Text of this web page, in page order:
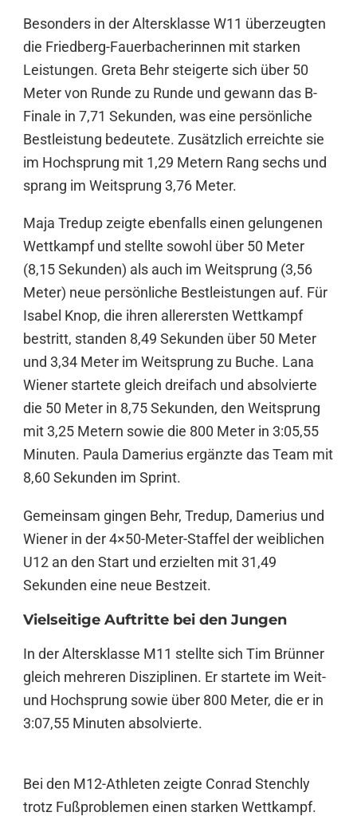
Besonders in der Altersklasse W11 überzeugten
die Friedberg-Fauerbacherinnen mit starken
Leistungen. Greta Behr steigerte sich über 50
Meter von Runde zu Runde und gewann das B-
Finale in 7,71 Sekunden, was eine persönliche
Bestleistung bedeutete. Zusätzlich erreichte sie
im Hochsprung mit 1,29 Metern Rang sechs und
sprang im Weitsprung 3,76 Meter.
Maja Tredup zeigte ebenfalls einen gelungenen
Wettkampf und stellte sowohl über 50 Meter
(8,15 Sekunden) als auch im Weitsprung (3,56
Meter) neue persönliche Bestleistungen auf. Für
Isabel Knop, die ihren allerersten Wettkampf
bestritt, standen 8,49 Sekunden über 50 Meter
und 3,34 Meter im Weitsprung zu Buche. Lana
Wiener startete gleich dreifach und absolvierte
die 50 Meter in 8,75 Sekunden, den Weitsprung
mit 3,25 Metern sowie die 800 Meter in 3:05,55
Minuten. Paula Damerius ergänzte das Team mit
8,60 Sekunden im Sprint.
Gemeinsam gingen Behr, Tredup, Damerius und
Wiener in der 4×50-Meter-Staffel der weiblichen
U12 an den Start und erzielten mit 31,49
Sekunden eine neue Bestzeit.
Vielseitige Auftritte bei den Jungen
In der Altersklasse M11 stellte sich Tim Brünner
gleich mehreren Disziplinen. Er startete im Weit-
und Hochsprung sowie über 800 Meter, die er in
3:07,55 Minuten absolvierte.
Bei den M12-Athleten zeigte Conrad Stenchly
trotz Fußproblemen einen starken Wettkampf.